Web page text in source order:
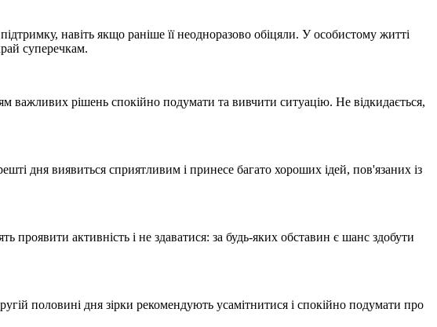
навіть якщо раніше її неодноразово обіцяли. У особистому житті
суперечкам.
важливих рішень спокійно подумати та вивчити ситуацію. Не відкидається,
дня виявиться сприятливим і принесе багато хороших ідей, пов'язаних із
проявити активність і не здаватися: за будь-яких обставин є шанс здобути
половині дня зірки рекомендують усамітнитися і спокійно подумати про